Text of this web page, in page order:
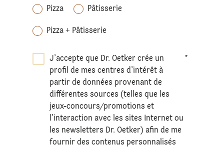
Pizza Pâtisserie
Pizza + Pâtisserie
J’accepte que Dr. Oetker crée un
profil de mes centres d’intérêt à
partir de données provenant de
différentes sources (telles que les
jeux-concours/promotions et
l’interaction avec les sites Internet ou
les newsletters Dr. Oetker) afin de me
fournir des contenus personnalisés
*